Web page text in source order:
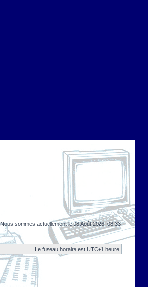
Nous sommes actuellement le 08 Août 2026, 08:33
Le fuseau horaire est UTC+1 heure